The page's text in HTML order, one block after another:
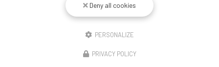
Deny all cookies
PERSONALIZE
PRIVACY POLICY